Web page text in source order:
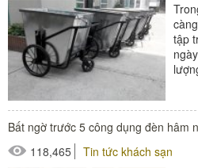
tập
Bất ngờ trước 5 công dụng đèn hâm
118,465
Tin tức khách sạn